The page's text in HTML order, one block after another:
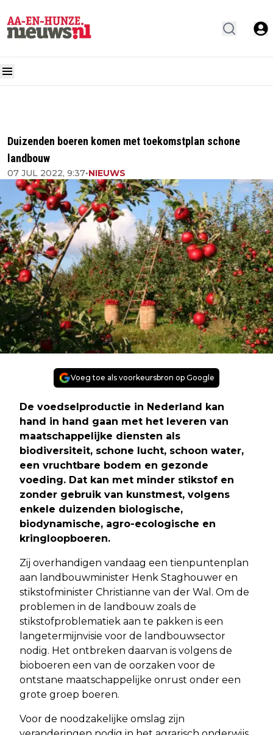
Duizenden boeren komen met toekomstplan schone
landbouw
07 JUL 2022, 9:37•NIEUWS
Voeg toe als voorkeursbron op Google
De voedselproductie in Nederland kan
hand in hand gaan met het leveren van
maatschappelijke diensten als
biodiversiteit, schone lucht, schoon water,
een vruchtbare bodem en gezonde
voeding. Dat kan met minder stikstof en
zonder gebruik van kunstmest, volgens
enkele duizenden biologische,
biodynamische, agro-ecologische en
kringloopboeren.
Zij overhandigen vandaag een tienpuntenplan
aan landbouwminister Henk Staghouwer en
stikstofminister Christianne van der Wal. Om de
problemen in de landbouw zoals de
stikstofproblematiek aan te pakken is een
langetermijnvisie voor de landbouwsector
nodig. Het ontbreken daarvan is volgens de
bioboeren een van de oorzaken voor de
ontstane maatschappelijke onrust onder een
grote groep boeren.
Voor de noodzakelijke omslag zijn